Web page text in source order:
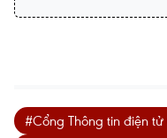
#Cổng Thông tin điện